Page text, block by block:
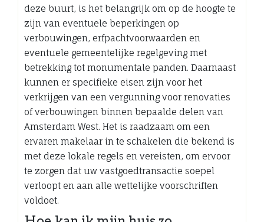
deze buurt, is het belangrijk om op de hoogte te
zijn van eventuele beperkingen op
verbouwingen, erfpachtvoorwaarden en
eventuele gemeentelijke regelgeving met
betrekking tot monumentale panden. Daarnaast
kunnen er specifieke eisen zijn voor het
verkrijgen van een vergunning voor renovaties
of verbouwingen binnen bepaalde delen van
Amsterdam West. Het is raadzaam om een
ervaren makelaar in te schakelen die bekend is
met deze lokale regels en vereisten, om ervoor
te zorgen dat uw vastgoedtransactie soepel
verloopt en aan alle wettelijke voorschriften
voldoet.